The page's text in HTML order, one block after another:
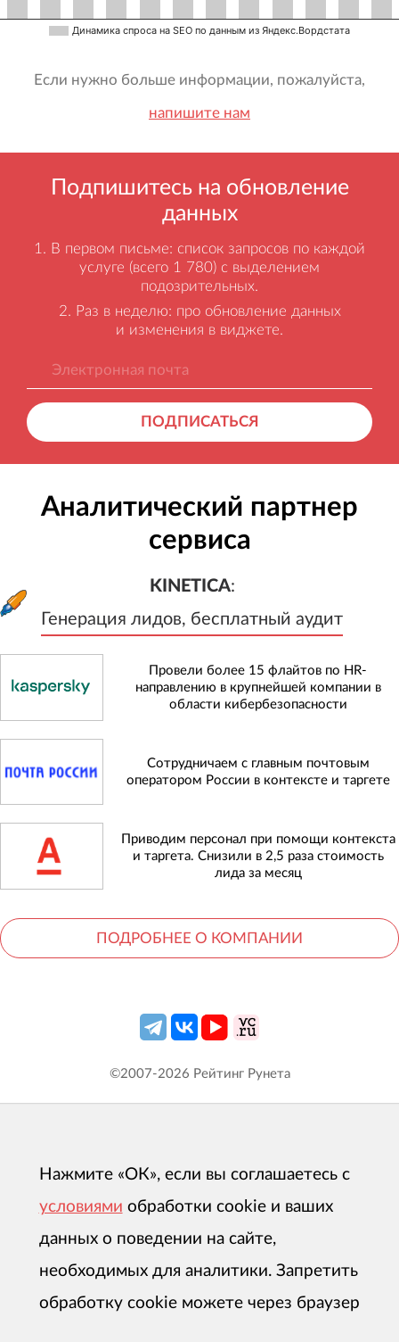
Динамика спроса на SEO по данным из Яндекс.Вордстата
Если нужно больше информации, пожалуйста,
напишите нам
Подпишитесь на обновление
данных
В первом письме: список запросов по каждой
услуге (всего 1 780) с выделением
подозрительных.
Раз в неделю: про обновление данных
и изменения в виджете.
ПОДПИСАТЬСЯ
Аналитический партнер
сервиса
KINETICA:
Генерация лидов, бесплатный аудит
Генерация лидов, бесплатный
Провели более 15 флайтов по HR-
направлению в крупнейшей компании в
области кибербезопасности
Сотрудничаем с главным почтовым
оператором России в контексте и таргете
Приводим персонал при помощи контекста
и таргета. Снизили в 2,5 раза стоимость
лида за месяц
ПОДРОБНЕЕ О КОМПАНИИ
©2007-2026 Рейтинг Рунета
Нажмите «ОК», если вы соглашаетесь с
условиями обработки cookie и ваших
данных о поведении на сайте,
необходимых для аналитики. Запретить
обработку cookie можете через браузер